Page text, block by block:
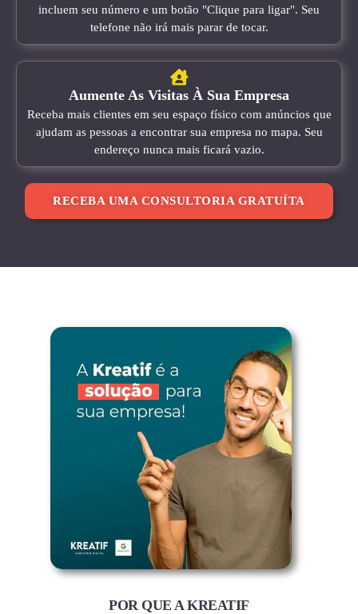
incluem seu número e um botão "Clique para ligar". Seu
telefone não irá mais parar de tocar.
Aumente As Visitas À Sua Empresa
Receba mais clientes em seu espaço físico com anúncios que
ajudam as pessoas a encontrar sua empresa no mapa. Seu
endereço nunca mais ficará vazio.
RECEBA UMA CONSULTORIA GRATUÍTA
POR QUE A KREATIF